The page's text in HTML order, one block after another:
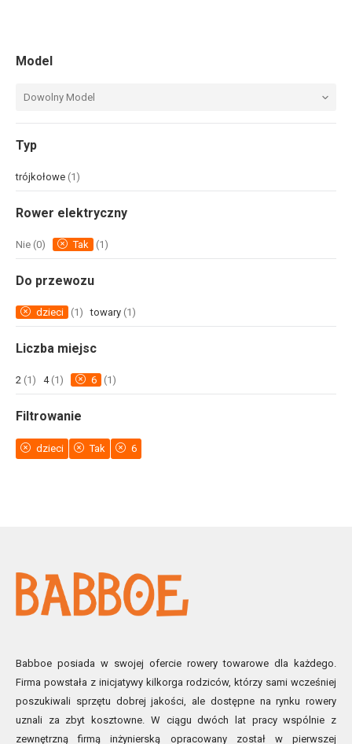
Model
Dowolny Model
Typ
trójkołowe (1)
Rower elektryczny
Nie (0) Tak (1)
Do przewozu
dzieci (1) towary (1)
Liczba miejsc
2 (1) 4 (1) 6 (1)
Filtrowanie
dzieci Tak 6
Babboe posiada w swojej ofercie rowery towarowe dla każdego.
Firma powstała z inicjatywy kilkorga rodziców, którzy sami wcześniej
poszukiwali sprzętu dobrej jakości, ale dostępne na rynku rowery
uznali za zbyt kosztowne. W ciągu dwóch lat pracy wspólnie z
zewnętrzną firmą inżynierską opracowany został w pierwszej